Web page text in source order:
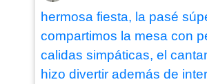
hermosa fiesta, la pasé
compartimos la mesa con
calidas simpáticas, el
hizo divertir además de